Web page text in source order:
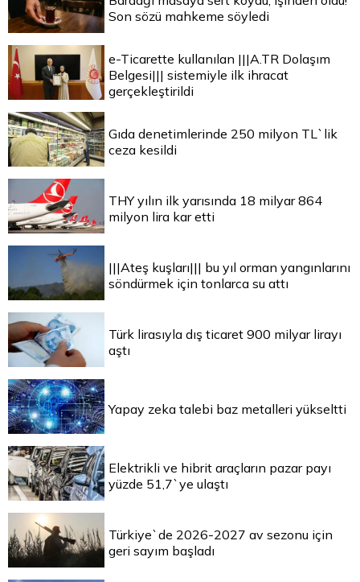
Son sözü mahkeme söyledi
e-Ticarette kullanılan |||A.TR Dolaşım
Belgesi||| sistemiyle ilk ihracat
gerçekleştirildi
Gıda denetimlerinde 250 milyon TL`lik
ceza kesildi
THY yılın ilk yarısında 18 milyar 864
milyon lira kar etti
|||Ateş kuşları||| bu yıl orman yangınlarını
söndürmek için tonlarca su attı
Türk lirasıyla dış ticaret 900 milyar lirayı
aştı
Yapay zeka talebi baz metalleri yükseltti
Elektrikli ve hibrit araçların pazar payı
yüzde 51,7`ye ulaştı
Türkiye`de 2026-2027 av sezonu için
geri sayım başladı